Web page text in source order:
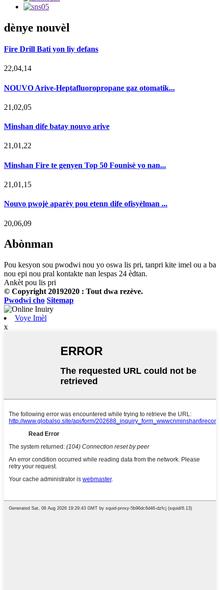
dènye nouvèl
Fire Drill Bati yon liy defans
22,04,14
NOUVO Arive-Heptafluoropropane gaz otomatik...
21,02,05
Minshan dife batay nouvo arive
21,01,22
Minshan Fire te genyen Top 50 Founisè yo nan...
21,01,15
Nouvo pwojè aparèy pou etenn dife ofisyèlman ...
20,06,09
Abònman
Pou kesyon sou pwodwi nou yo oswa lis pri, tanpri kite imel ou a ba
nou epi nou pral kontakte nan lespas 24 èdtan.
Ankèt pou lis pri
© Copyright 20192020 : Tout dwa rezève.
Pwodwi cho Sitemap
Voye Imèl
x